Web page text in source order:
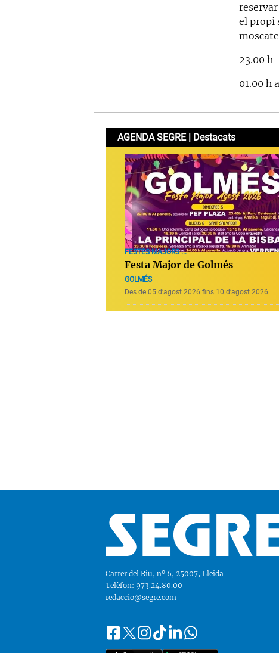
el propi
23.00 h
01.00 h
AGENDA SEGRE | Destacats
FESTES MAJORS ...
Festa Major de Golmés
GOLMÉS
Des de 05 d’agost 2026 fins 10 d’agost 2026
Carrer del Riu, nº 6, 25007, Lleida
Telèfon: 973.24.80.00
redaccio@segre.com
Segueix-
FacebookInstagram
TiktokLinkedin
Whatsapp